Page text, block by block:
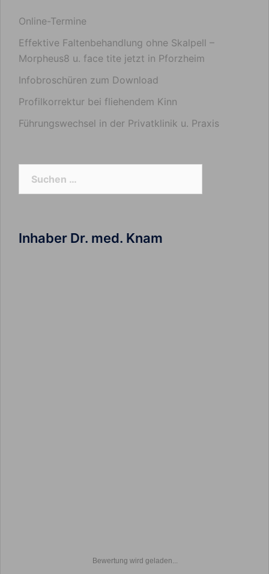
Online-Termine
Effektive Faltenbehandlung ohne Skalpell –
Morpheus8 u. face tite jetzt in Pforzheim
Infobroschüren zum Download
Profilkorrektur bei fliehendem Kinn
Führungswechsel in der Privatklinik u. Praxis
Inhaber Dr. med. Knam
Bewertung wird geladen...